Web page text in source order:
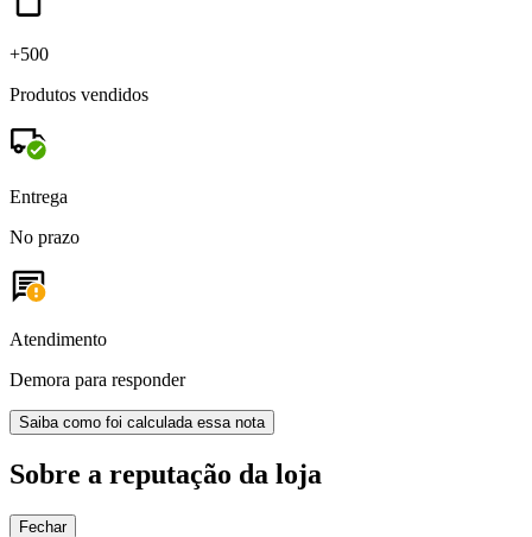
+500
Produtos vendidos
Entrega
No prazo
Atendimento
Demora para responder
Saiba como foi calculada essa nota
Sobre a reputação da loja
Fechar